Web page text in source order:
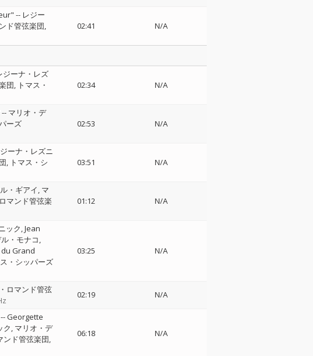
-- レジー
ド管弦楽団
02:41 N/A
ジーナ・レズ
団
トマス・
02:34 N/A
-- マリオ・デ
ーズ
02:53 N/A
ーナ・レズニ
トマス・シ
03:51 N/A
・ギアイ マ
マンド管弦楽
01:12 N/A
ック Jean
・モナコ
Grand
・シッパーズ
03:25 N/A
ロマンド管弦
02:19 N/A
--Georgette
ク マリオ・デ
ンド管弦楽団
06:18 N/A